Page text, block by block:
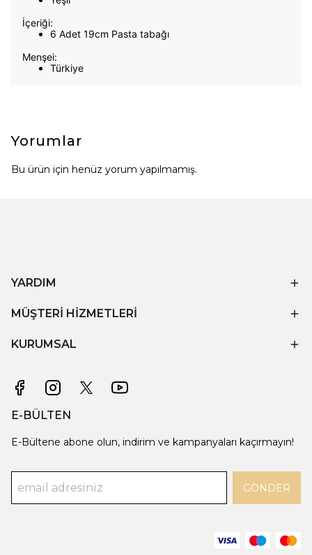
İçeriği:
6 Adet 19cm Pasta tabağı
Menşei:
Türkiye
Yorumlar
Bu ürün için henüz yorum yapılmamış.
YARDIM
MÜŞTERİ HİZMETLERİ
KURUMSAL
E-BÜLTEN
E-Bültene abone olun, indirim ve kampanyaları kaçırmayın!
GÖNDER